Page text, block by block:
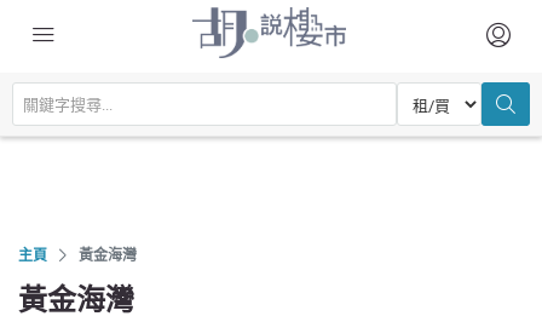
主頁 黃金海灣
黃金海灣